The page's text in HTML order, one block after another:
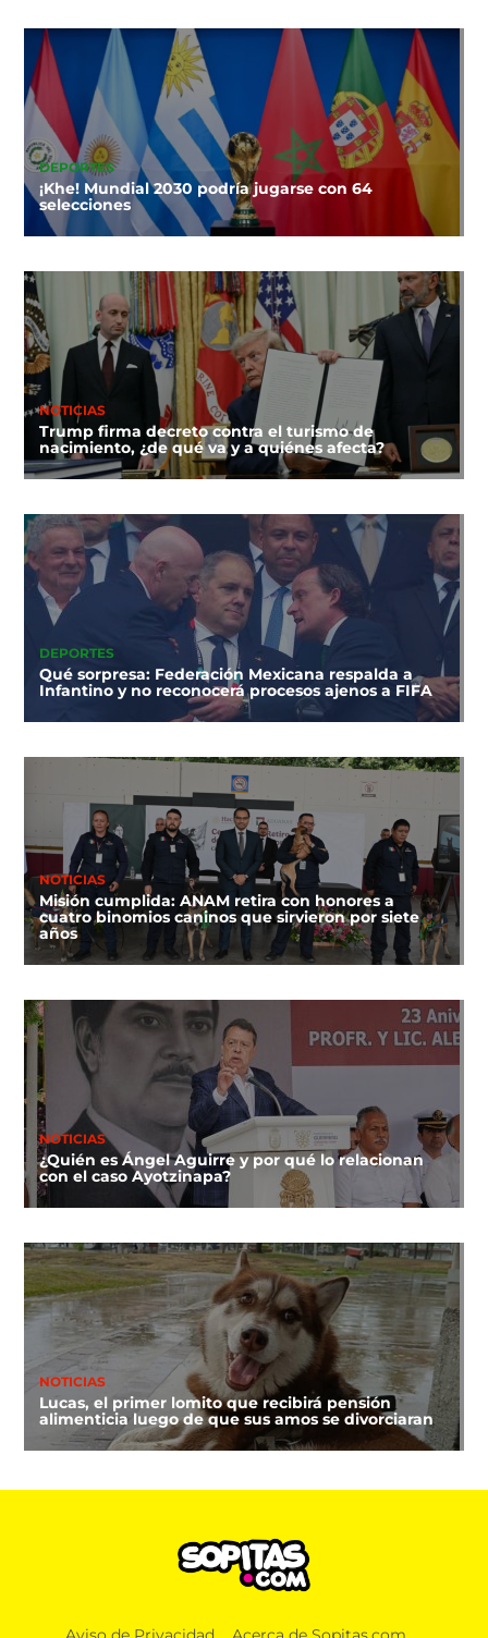
DEPORTES
¡Khe! Mundial 2030 podría jugarse con 64
selecciones
NOTICIAS
Trump firma decreto contra el turismo de
nacimiento, ¿de qué va y a quiénes afecta?
DEPORTES
Qué sorpresa: Federación Mexicana respalda a
Infantino y no reconocerá procesos ajenos a FIFA
NOTICIAS
Misión cumplida: ANAM retira con honores a
cuatro binomios caninos que sirvieron por siete
años
NOTICIAS
¿Quién es Ángel Aguirre y por qué lo relacionan
con el caso Ayotzinapa?
NOTICIAS
Lucas, el primer lomito que recibirá pensión
alimenticia luego de que sus amos se divorciaran